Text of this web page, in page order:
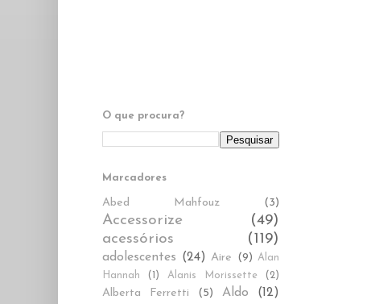
O que procura?
Marcadores
Abed Mahfouz (3)
Accessorize
(49)
acessórios
(119)
adolescentes (24) Aire (9) Alan
Hannah
(1) Alanis Morissette (2)
Alberta Ferretti (5) Aldo (12)